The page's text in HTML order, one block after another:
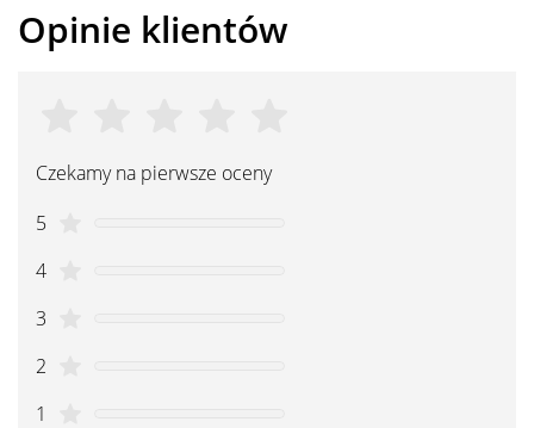
Opinie klientów
Czekamy na pierwsze oceny
5
4
3
2
1